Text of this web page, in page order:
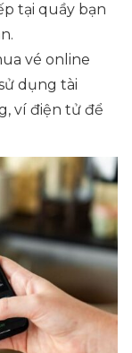
tại quầy bạn
vé online
dụng tài
ví điện tử để